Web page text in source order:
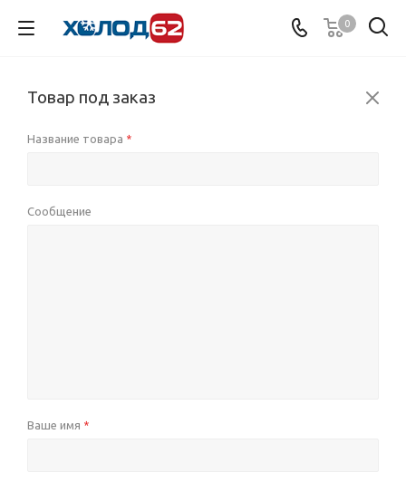
0
Товар под заказ
Название товара *
Сообщение
Ваше имя *